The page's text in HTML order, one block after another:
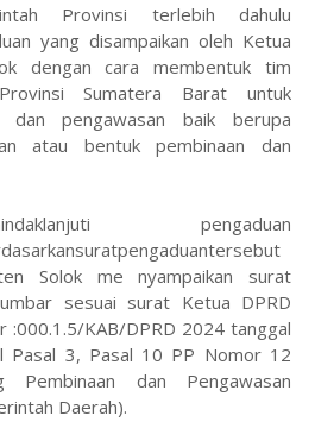
Provinsi terlebih dahulu
yang disampaikan oleh Ketua
dengan cara membentuk tim
Sumatera Barat untuk
dan pengawasan baik berupa
atau bentuk pembinaan dan
pengaduan
Solok me nyampaikan surat
sesuai surat Ketua DPRD
:000.1.5/KAB/DPRD 2024 tanggal
Pasal 3, Pasal 10 PP Nomor 12
dan Pengawasan
Daerah).